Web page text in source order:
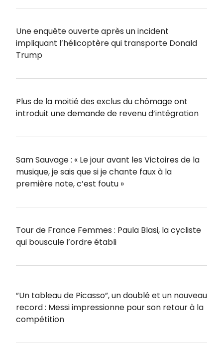
Une enquête ouverte après un incident
impliquant l’hélicoptère qui transporte Donald
Trump
Plus de la moitié des exclus du chômage ont
introduit une demande de revenu d’intégration
Sam Sauvage : « Le jour avant les Victoires de la
musique, je sais que si je chante faux à la
première note, c’est foutu »
Tour de France Femmes : Paula Blasi, la cycliste
qui bouscule l’ordre établi
”Un tableau de Picasso”, un doublé et un nouveau
record : Messi impressionne pour son retour à la
compétition